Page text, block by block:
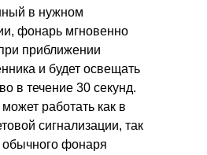
в нужном
фонарь мгновенно
приближении
и будет освещать
в течение 30 секунд.
работать как в
сигнализации, так
фонаря